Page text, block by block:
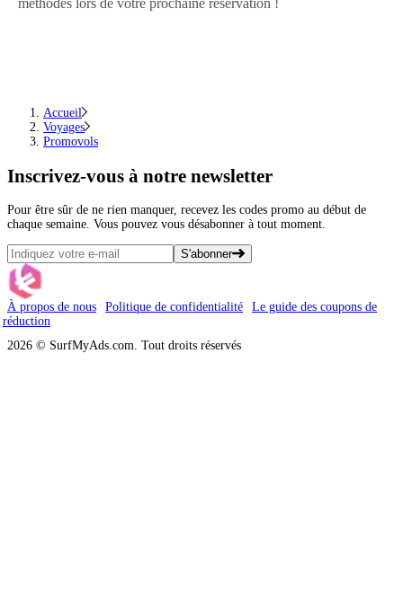
méthodes lors de votre prochaine réservation !
Accueil
Voyages
Promovols
Inscrivez-vous à notre newsletter
Pour être sûr de ne rien manquer, recevez les codes promo au début de
chaque semaine. Vous pouvez vous désabonner à tout moment.
S'abonner
À propos de nous Politique de confidentialité
Le guide des coupons de
réduction
2026 © SurfMyAds.com. Tout droits réservés